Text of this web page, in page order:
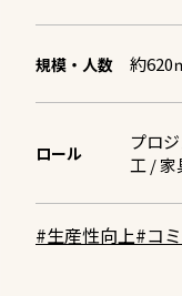
規模・人数 約620
ロール
プロ
工 / 家
#生産性向上#コ